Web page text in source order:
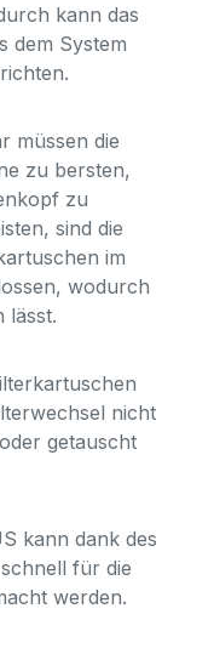
kann das
dem System
müssen die
zu bersten,
zu
sind die
im
wodurch
lässt.
nicht
getauscht
kann dank des
für die
werden.